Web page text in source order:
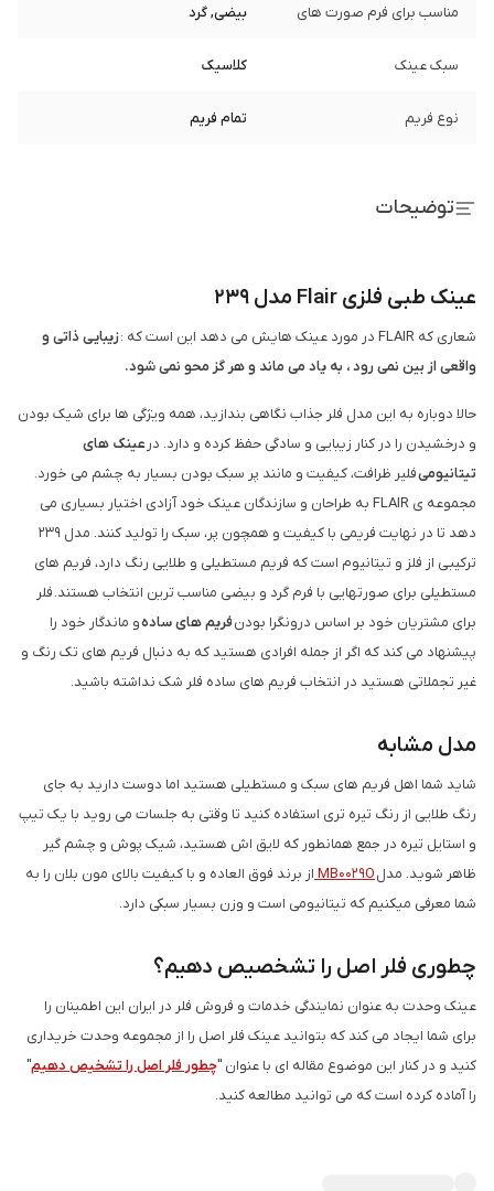
مناسب برای فرم صورت های بیضی, گرد
سبک عینک کلاسیک
نوع فریم تمام فریم
توضیحات
عینک طبی فلزی Flair مدل 239
شعاری که FLAIR در مورد عینک هایش می دهد این است که :
زیبایی ذاتی و
واقعی از بین نمی رود ، به یاد می ماند و هر گز محو نمی شود.
حالا دوباره به این مدل فلر جذاب نگاهی بندازید، همه ویژگی ها برای شیک بودن
و درخشیدن را در کنار زیبایی و سادگی حفظ کرده و دارد. درعینک های
تیتانیومیفلیر ظرافت، کیفیت و مانند پر سبک بودن بسیار به چشم می خورد.
مجموعه ی FLAIR به طراحان و سازندگان عینک خود آزادی اختیار بسیاری می
دهد تا در نهایت فریمی با کیفیت و همچون پر، سبک را تولید کنند. مدل 239
ترکیبی از فلز و تیتانیوم است که فریم مستطیلی و طلایی رنگ دارد، فریم های
مستطیلی برای صورتهایی با فرم گرد و بیضی مناسب ترین انتخاب هستند. فلر
برای مشتریان خود بر اساس درونگرا بودنفریم های سادهو ماندگار خود را
پیشنهاد می کند که اگر از جمله افرادی هستید که به دنبال فریم های تک رنگ و
غیر تجملاتی هستید در انتخاب فریم های ساده فلر شک نداشته باشید.
مدل مشابه
شاید شما اهل فریم های سبک و مستطیلی هستید اما دوست دارید به جای
رنگ طلایی از رنگ تیره تری استفاده کنید تا وقتی به جلسات می روید با یک تیپ
و استایل تیره در جمع همانطور که لایق اش هستید، شیک پوش و چشم گیر
ظاهر شوید. مدلMB0029O از برند فوق العاده و با کیفیت بالای مون بلان را به
شما معرفی میکنیم که تیتانیومی است و وزن بسیار سبکی دارد.
چطوری فلر اصل را تشخصیص دهیم؟
عینک وحدت به عنوان نمایندگی خدمات و فروش فلر در ایران این اطمینان را
برای شما ایجاد می کند که بتوانید عینک فلر اصل را از مجموعه وحدت خریداری
کنید و در کنار این موضوع مقاله ای با عنوان "چطور فلر اصل را تشخیص دهیم"
را آماده کرده است که می توانید مطالعه کنید.